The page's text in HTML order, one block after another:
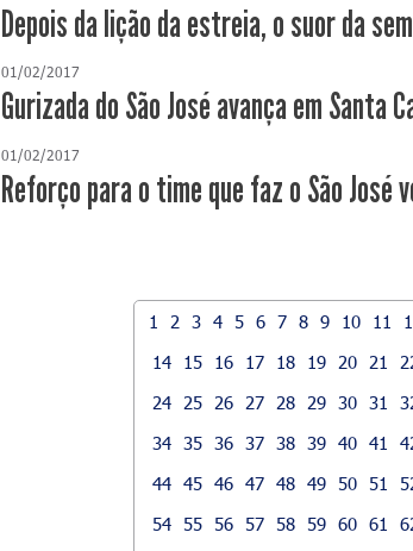
Depois da lição da estreia, o suor da
01/02/2017
Gurizada do São José avança em Santa
01/02/2017
Reforço para o time que faz o São José
1 2 3 4 5 6 7 8 9 10 11
14
15 16 17 18 19 20 21
24
25 26 27 28 29 30 31
34 35 36 37 38 39 40 41
44 45 46 47 48 49 50 51
54 55 56 57 58 59 60 61